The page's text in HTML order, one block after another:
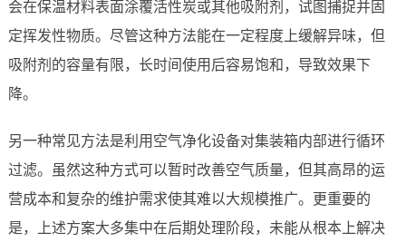
会在保温材料表面涂覆活性炭或其他吸附剂，试图捕捉并固
定挥发性物质。尽管这种方法能在一定程度上缓解异味，但
吸附剂的容量有限，长时间使用后容易饱和，导致效果下
降。
另一种常见方法是利用空气净化设备对集装箱内部进行循环
过滤。虽然这种方式可以暂时改善空气质量，但其高昂的运
营成本和复杂的维护需求使其难以大规模推广。更重要的
是，上述方案大多集中在后期处理阶段，未能从根本上解决